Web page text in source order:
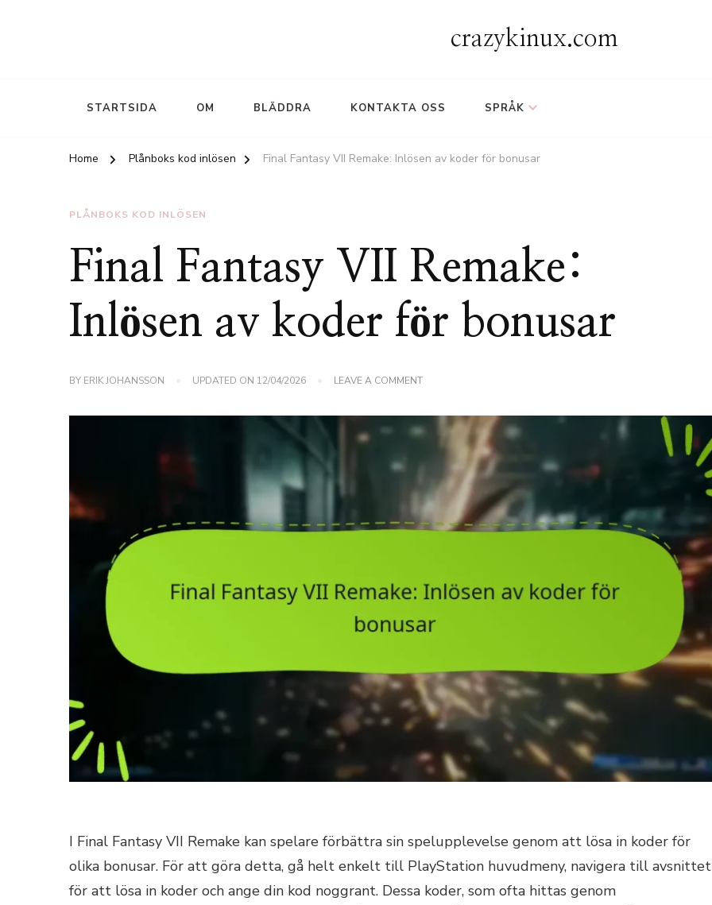
crazykinux.com
STARTSIDA OM BLÄDDRA KONTAKTA OSS SPRÅK
Home Plånboks kod inlösen Final Fantasy VII Remake: Inlösen av koder för bonusar
PLÅNBOKS KOD INLÖSEN
Final Fantasy VII Remake:
Inlösen av koder för bonusar
BY ERIK JOHANSSON UPDATED ON 12/04/2026 LEAVE A COMMENTON
REMAKE:
INLÖSEN
FÖR
BONUSAR
I Final Fantasy VII Remake kan spelare förbättra sin spelupplevelse genom att lösa in koder för
olika bonusar. För att göra detta, gå helt enkelt till PlayStation huvudmeny, navigera till avsnittet
för att lösa in koder och ange din kod noggrant. Dessa koder, som ofta hittas genom